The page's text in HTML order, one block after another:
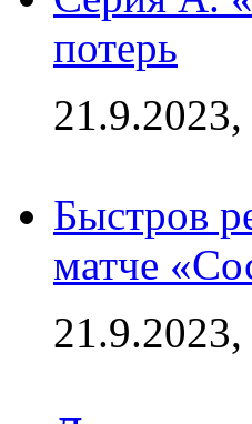
потерь
Быстров
матче